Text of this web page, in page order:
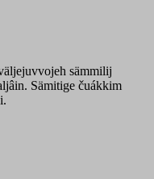
sämmilij
Sämitige čuákkim